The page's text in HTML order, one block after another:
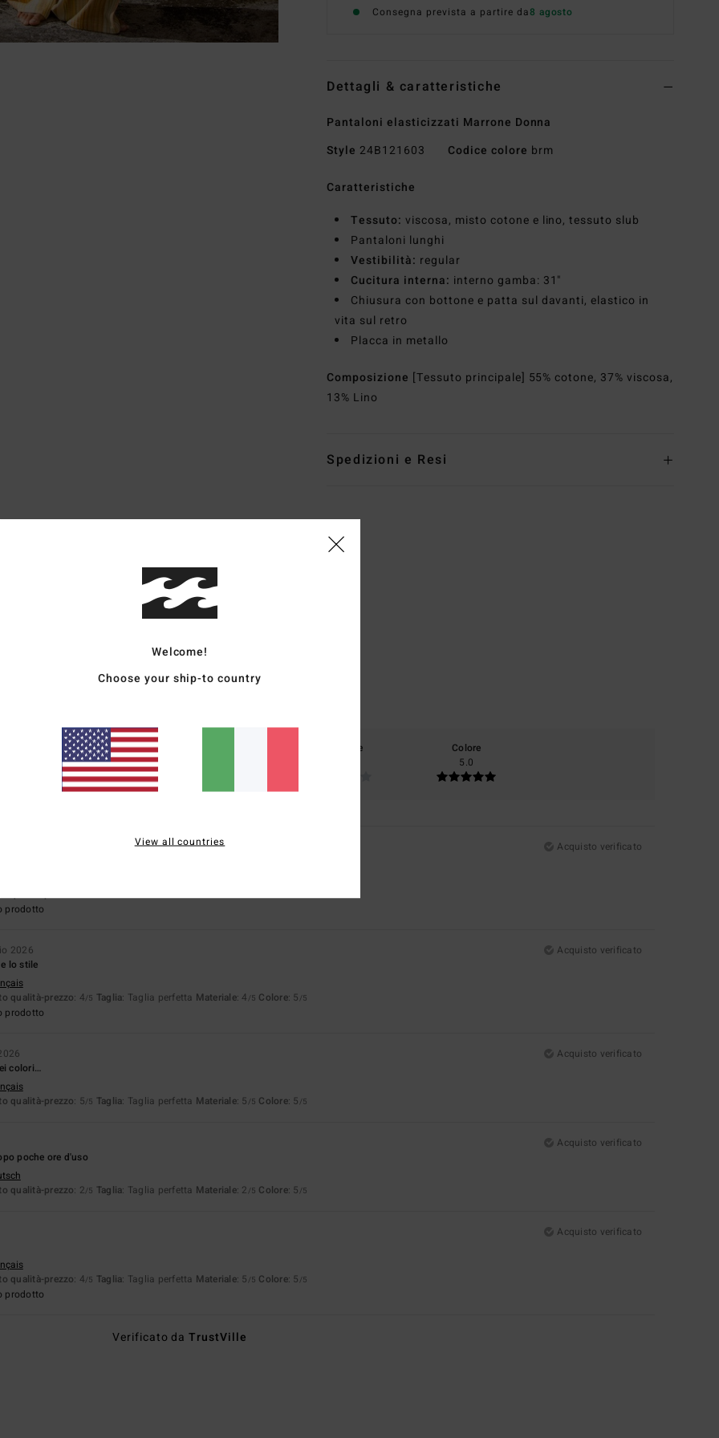
Consegna prevista a partire da8 agosto
Dettagli & caratteristiche
Pantaloni elasticizzati Marrone Donna
Style 24B121603 Codice colore brm
Caratteristiche
Tessuto:viscosa, misto cotone e lino, tessuto slub
Pantaloni lunghi
Vestibilità: regular
Cucitura interna: interno gamba: 31"
Chiusura con bottone e patta sul davanti, elastico in
vita sul retro
Placca in metallo
Composizione [Tessuto principale] 55% cotone, 37% viscosa,
13% Lino
Spedizioni e Resi
Punteggio medio
4.0
qualità-prezzo
Materiale
Colore
5.0
Acquisto verificato
a pennello
qualità-prezzo
prodotto
2026
Acquisto verificato
lo stile
qualità-prezzo: 4/5 Taglia: Taglia perfetta Materiale: 4 /5 Colore: 5 /5
prodotto
Acquisto verificato
colori…
qualità-prezzo: 5/5 Taglia: Taglia perfetta Materiale: 5 /5 Colore: 5 /5
Acquisto verificato
poche ore d'uso
qualità-prezzo: 2/5 Taglia: Taglia perfetta Materiale: 2 /5 Colore: 5 /5
Acquisto verificato
qualità-prezzo: 4/5 Taglia: Taglia perfetta Materiale: 5 /5 Colore: 5 /5
prodotto
Verificato daTrustVille
Welcome!
Choose your ship-to country
View all countries